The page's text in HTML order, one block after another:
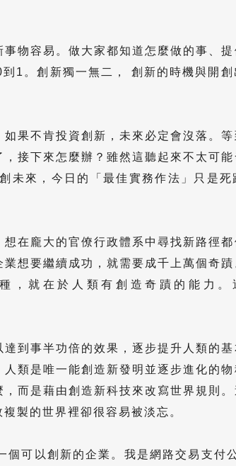
物容易。做大家都知道怎麼做的事、
1。創新獨一無二， 創新的時機與開
果不肯投資創新，未來必定會沒落。
接下來怎麼辦？雖然這聽起來不太可
未來，今日的「最佳實務作法」只是死
在龐大的官僚行政體系中尋找新路徑
想要繼續成功，就需要成千上萬個奇
，就在於人類有創造奇蹟的能力。
到事半功倍的效果，逐步提升人類的
類是唯一能創造新發明並逐步進化的
而是藉由創造新科技來改寫世界規則
製的世界裡卻很容易被淡忘。
個可以創新的企業。我是網路交易支付